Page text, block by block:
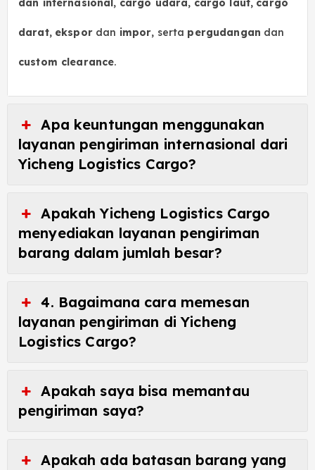
dan internasional , cargo udara, cargo laut, cargo
darat, ekspordan impor, serta pergudangan dan
custom clearance.
Apa keuntungan menggunakan
layanan pengiriman internasional dari
Yicheng Logistics Cargo?
Apakah Yicheng Logistics Cargo
menyediakan layanan pengiriman
barang dalam jumlah besar?
4. Bagaimana cara memesan
layanan pengiriman di Yicheng
Logistics Cargo?
Apakah saya bisa memantau
pengiriman saya?
Apakah ada batasan barang yang